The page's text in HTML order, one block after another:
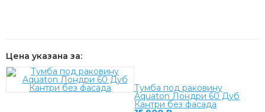
Цена указана за:
Тумба под раковину
Aquaton Лондри 60 Дуб
Кантри без фасада